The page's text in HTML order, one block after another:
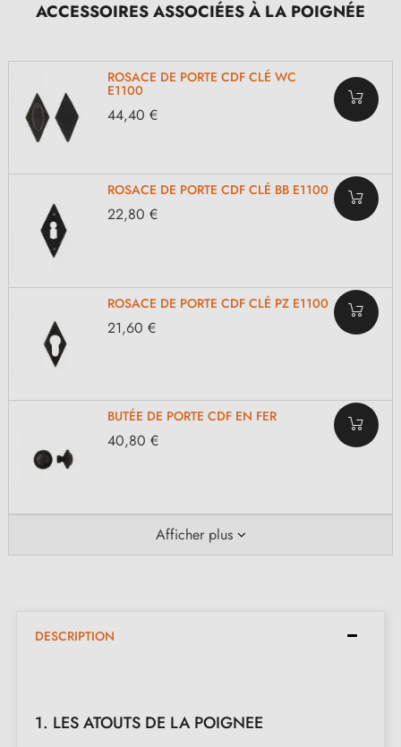
ACCESSOIRES ASSOCIÉES À LA POIGNÉE
ROSACE DE PORTE CDF CLÉ WC
E1100
44,40 €
ROSACE DE PORTE CDF CLÉ BB E1100
22,80 €
ROSACE DE PORTE CDF CLÉ PZ E1100
21,60 €
BUTÉE DE PORTE CDF EN FER
40,80 €
Afficher plus
DESCRIPTION
1. LES ATOUTS DE LA POIGNEE